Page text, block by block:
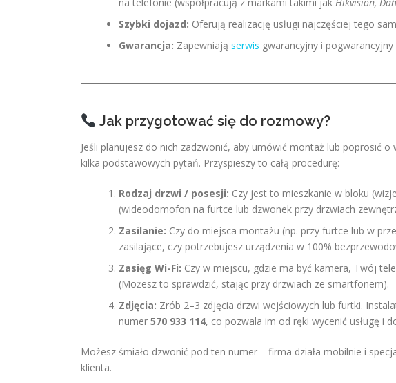
Szybki dojazd: Oferują realizację usługi najczęściej tego
Gwarancja: Zapewniają serwis gwarancyjny i
Jak przygotować się do rozmowy?
Jeśli planujesz do nich zadzwonić, aby umówić montaż lub poprosić
kilka podstawowych pytań. Przyspieszy to całą procedurę:
Rodzaj drzwi / posesji: Czy jest to mieszkanie w bloku
(wideodomofon na furtce lub dzwonek przy drzwiach
Zasilanie: Czy do miejsca montażu (np. przy furtce lub w
zasilające, czy potrzebujesz urządzenia w 100%
Zasięg Wi-Fi: Czy w miejscu, gdzie ma być kamera, Twój
(Możesz to sprawdzić, stając przy drzwiach ze smartfonem).
Zdjęcia: Zrób 2–3 zdjęcia drzwi wejściowych lub furtki.
numer 570 933 114, co pozwala im od ręki wycenić usługę i
Możesz śmiało dzwonić pod ten numer – firma działa mobilnie i
klienta.